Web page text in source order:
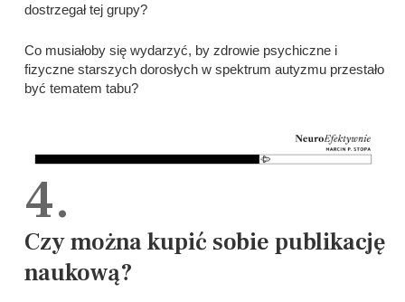
dostrzegał tej grupy?
Co musiałoby się wydarzyć, by zdrowie psychiczne i
fizyczne starszych dorosłych w spektrum autyzmu przestało
być tematem tabu?
4.
Czy można kupić sobie publikację
naukową?